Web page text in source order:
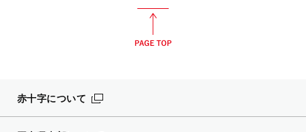
赤十字について